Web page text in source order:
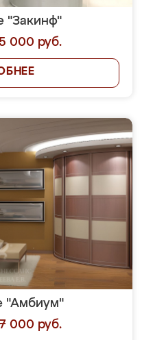
"Закинф"
000 руб.
"Амбиум"
000 руб.